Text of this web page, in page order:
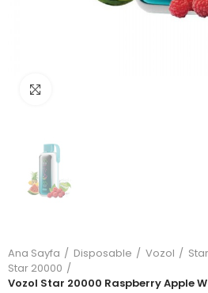
Ana Sayfa Disposable Vozol
Star 20000
Vozol Star 20000 Raspberry Apple